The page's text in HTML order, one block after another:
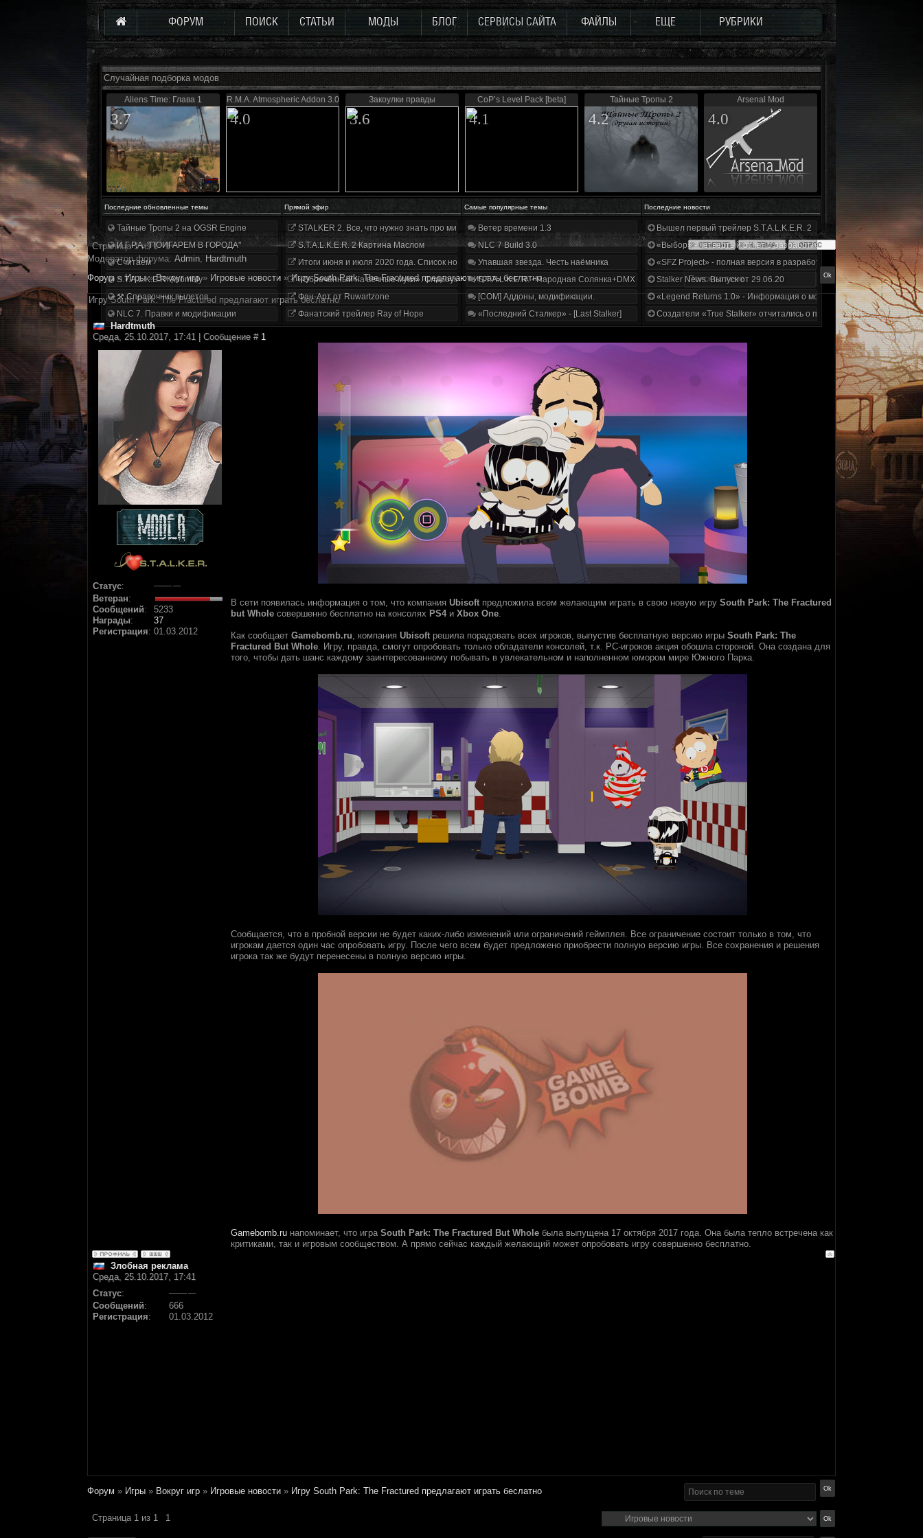
ФОРУМ ПОИСК СТАТЬИ МОДЫ БЛОГ СЕРВИСЫ САЙТА ФАЙЛЫ ЕЩЕ РУБРИКИ
Случайная подборка модов
Aliens Time: Глава 1
3.7
R.M.A. Atmospheric Addon 3.0
4.0
Закоулки правды
3.6
CoP’s Level Pack [beta]
4.1
Тайные Тропы 2
4.2
Arsenal Mod
4.0
Последние обновленные темы Прямой эфир Самые популярные темы Последние новости
Тайные Тропы 2 на OGSR Engine
И.Г.Р.А. "ПОИГАРЕМ В ГОРОДА"
Считаем
S.T.A.L.K.E.R. Anomaly
⚒ Справочник вылетов
NLC 7. Правки и модификации
STALKER 2. Все, что нужно знать про мир, геймплей и сюжет | Разбор трейлера
S.T.A.L.K.E.R. 2 Картина Маслом
Итоги июня и июля 2020 года. Список нововведений
«Обречённый на вечные муки». Слабоумие и отвага
Фан-Арт от Ruwartzone
Фанатский трейлер Ray of Hope
Ветер времени 1.3
NLC 7 Build 3.0
Упавшая звезда. Честь наёмника
S.T.A.L.K.E.R. - Народная Солянка+DMX 1.3.5.ООП.МА.К.
[COM] Аддоны, модификации.
«Последний Сталкер» - [Last Stalker]
Вышел первый трейлер S.T.A.L.K.E.R. 2
«Выбор» - четвертый отчет о разработке!
«SFZ Project» - полная версия в разработке!
Stalker News. Выпуск от 29.06.20
«Legend Returns 1.0» - Информация о моде за июнь 2020
Создатели «True Stalker» отчитались о проделанной работе
Страница1из1
1
Модератор форума: Аdmin, Hardtmuth
Форум » Игры » Вокруг игр » Игровые новости » Игру South Park: The Fractured предлагают играть беслатно
Игру South Park: The Fractured предлагают играть беслатно
Hardtmuth
Среда, 25.10.2017, 17:41 | Сообщение # 1
Статус:
Ветеран:
Сообщений:
5233
Награды:
37
Регистрация: 01.03.2012
В сети появилась информация о том, что компания Ubisoft предложила всем желающим играть в свою новую игру South Park: The Fractured
but Whole совершенно бесплатно на консолях PS4и Xbox One.
Как сообщает Gamebomb.ru, компания Ubisoft решила порадовать всех игроков, выпустив бесплатную версию игры South Park: The
Fractured But Whole. Игру, правда, смогут опробовать только обладатели консолей, т.к. PC-игроков акция обошла стороной. Она создана для
того, чтобы дать шанс каждому заинтересованному побывать в увлекательном и наполненном юмором мире Южного Парка.
Сообщается, что в пробной версии не будет каких-либо изменений или ограничений геймплея. Все ограничение состоит только в том, что
игрокам дается один час опробовать игру. После чего всем будет предложено приобрести полную версию игры. Все сохранения и решения
игрока так же будут перенесены в полную версию игры.
Gamebomb.ru напоминает, что игра South Park: The Fractured But Whole была выпущена 17 октября 2017 года. Она была тепло встречена как
критиками, так и игровым сообществом. А прямо сейчас каждый желающий может опробовать игру совершенно бесплатно.
Злобная реклама
Среда, 25.10.2017, 17:41
Статус:
Сообщений:
666
Регистрация: 01.03.2012
Форум » Игры » Вокруг игр » Игровые новости » Игру South Park: The Fractured предлагают играть беслатно
Страница 1 из 1 1